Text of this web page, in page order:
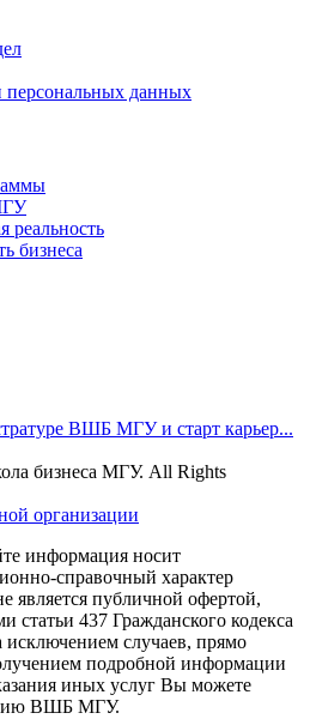
персональных данных
реальность
бизнеса
ВШБ МГУ и старт карьер...
бизнеса МГУ. All Rights
организации
информация носит
справочный характер
является публичной офертой,
статьи 437 Гражданского кодекса
случаев, прямо
подробной информации
иных услуг Вы можете
ВШБ МГУ.